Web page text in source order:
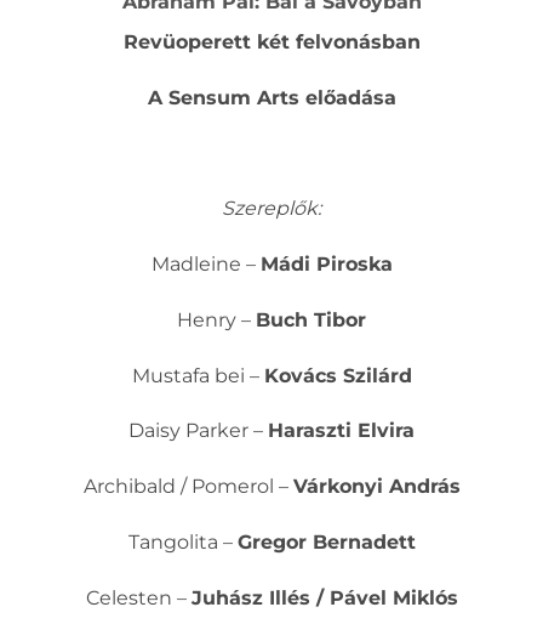
Revüoperett két felvonásban
A Sensum Arts előadása
Szereplők:
Madleine – Mádi Piroska
Henry – Buch Tibor
Mustafa bei – Kovács Szilárd
Daisy Parker – Haraszti Elvira
Archibald / Pomerol – Várkonyi András
Tangolita – Gregor Bernadett
Celesten – Juhász Illés / Pável Miklós